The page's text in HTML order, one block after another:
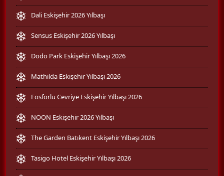
Dali Eskişehir 2026 Yılbaşı
Sensus Eskişehir 2026 Yılbaşı
Dodo Park Eskişehir Yılbaşı 2026
Mathilda Eskişehir Yılbaşı 2026
Fosforlu Cevriye Eskişehir Yılbaşı 2026
NOON Eskişehir 2026 Yılbaşı
The Garden Batıkent Eskişehir Yılbaşı 2026
Tasigo Hotel Eskişehir Yılbaşı 2026